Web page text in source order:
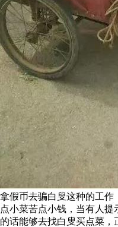
拿假币去骗白叟这种的工作
点小菜苦点小钱，当有人
的话能够去找白叟买点菜